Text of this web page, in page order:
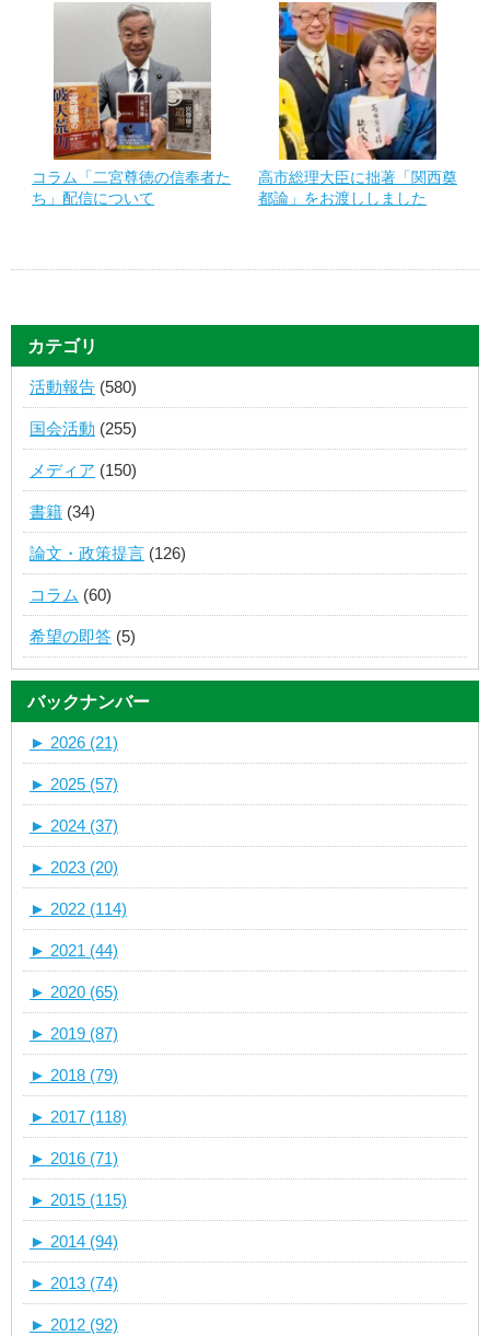
コラム「二宮尊徳の信奉者た
ち」配信について
高市総理大臣に拙著「関西奠
都論」をお渡ししました
カテゴリ
活動報告 (580)
国会活動 (255)
メディア (150)
書籍 (34)
論文・政策提言 (126)
コラム (60)
希望の即答 (5)
バックナンバー
► 2026 (21)
► 2025 (57)
► 2024 (37)
► 2023 (20)
► 2022 (114)
► 2021 (44)
► 2020 (65)
► 2019 (87)
► 2018 (79)
► 2017 (118)
► 2016 (71)
► 2015 (115)
► 2014 (94)
► 2013 (74)
► 2012 (92)